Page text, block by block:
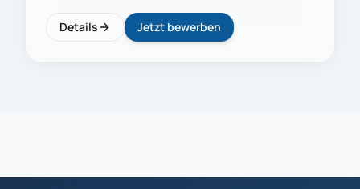
fertigen für sehr viele Branchen Blechteile und
Metallbaugruppen. Hier findest Du jede Menge
Details Jetzt bewerben